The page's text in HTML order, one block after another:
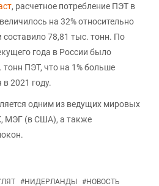
, расчетное потребление ПЭТ в
на 32% относительно
составило 78,81 тыс. тонн. По
года в России было
ПЭТ, что на 1% больше
2021 году.
одним из ведущих мировых
МЭГ (в США), а также
#НИДЕРЛАНДЫ #НОВОСТЬ